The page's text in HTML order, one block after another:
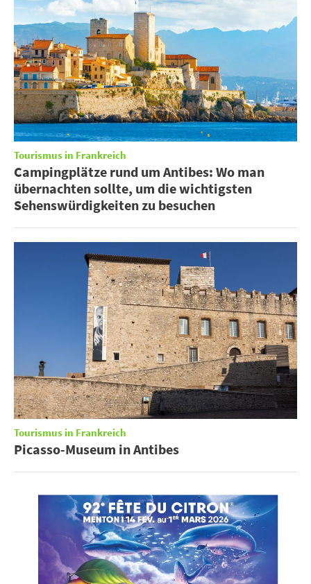
Tourismus in Frankreich
Campingplätze rund um Antibes: Wo man
übernachten sollte, um die wichtigsten
Sehenswürdigkeiten zu besuchen
Tourismus in Frankreich
Picasso-Museum in Antibes